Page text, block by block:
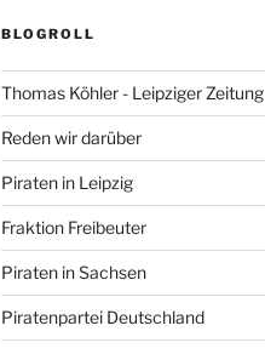
BLOGROLL
Thomas Köhler - Leipziger Zeitung
Reden wir darüber
Piraten in Leipzig
Fraktion Freibeuter
Piraten in Sachsen
Piratenpartei Deutschland